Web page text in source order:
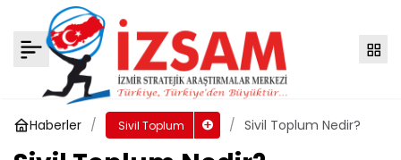
Haberler Sivil Toplum Sivil Toplum Nedir?
Şiddetle Mücadelede Sivil Toplumun Yeri
Yorum Yap Paylaş